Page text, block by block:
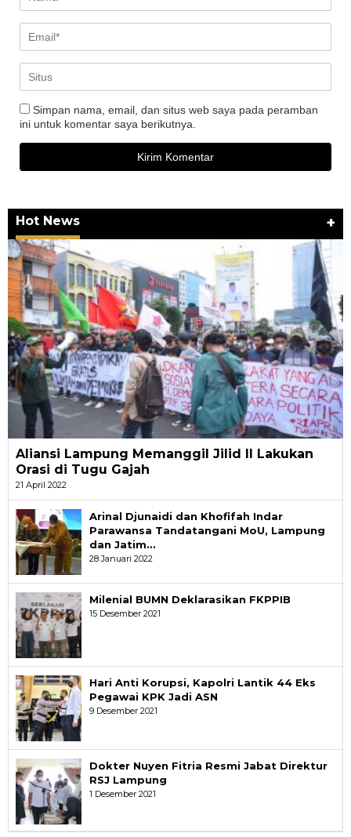
Simpan nama, email, dan situs web saya pada peramban
ini untuk komentar saya berikutnya.
Hot News +
Aliansi Lampung Memanggil Jilid II Lakukan
Orasi di Tugu Gajah
21 April 2022
Arinal Djunaidi dan Khofifah Indar
Parawansa Tandatangani MoU, Lampung
dan Jatim…
28 Januari 2022
Milenial BUMN Deklarasikan FKPPIB
15 Desember 2021
Hari Anti Korupsi, Kapolri Lantik 44 Eks
Pegawai KPK Jadi ASN
9 Desember 2021
Dokter Nuyen Fitria Resmi Jabat Direktur
RSJ Lampung
1 Desember 2021